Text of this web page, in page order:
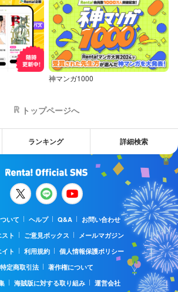
神マンガ1000
トップページへ
ランキング 詳細検索
いて ヘルプ Q&A
お問い合わせ
ト
ご意見ボックス
メールマガジン
ト
利用規約
個人情報保護ポリシー
特定商取引法
著作権について
海賊版に対する取り組み 運営会社